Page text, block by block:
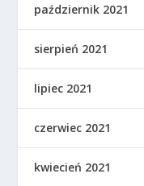
październik 2021
sierpień 2021
lipiec 2021
czerwiec 2021
kwiecień 2021